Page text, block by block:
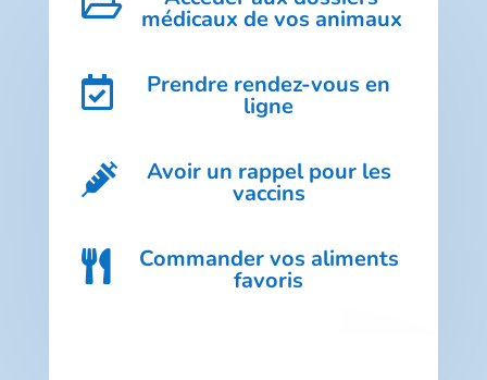
médicaux de vos animaux
 Prendre rendez-vous en
ligne
 Avoir un rappel pour les
vaccins
 Commander vos aliments
favoris